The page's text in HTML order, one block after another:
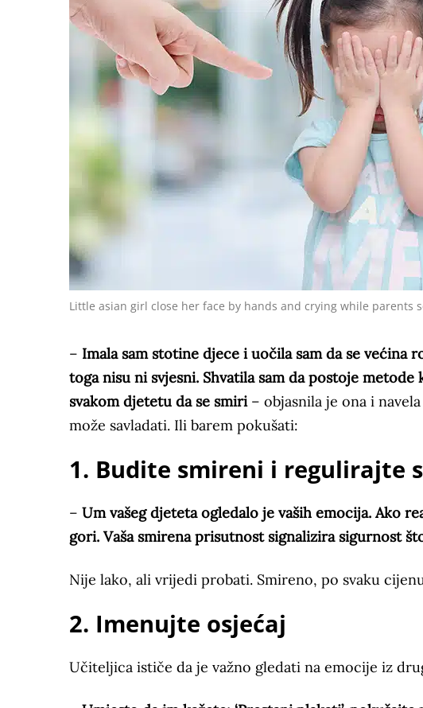
Little asian girl close her face by hands and crying while parents
– Imala sam stotine djece i uočila sam da se većina
toga nisu ni svjesni. Shvatila sam da postoje
svakom djetetu da se smiri – objasnila je ona i
može savladati. Ili barem pokušati:
1. Budite smireni i regulirajte
– Um vašeg djeteta ogledalo je vaših emocija. Ako
gori. Vaša smirena prisutnost signalizira sigurnost
Nije lako, ali vrijedi probati. Smireno, po svaku
2. Imenujte osjećaj
Učiteljica ističe da je važno gledati na emocije iz